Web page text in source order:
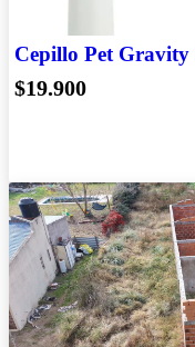
Cepillo Pet Gravity
$19.900